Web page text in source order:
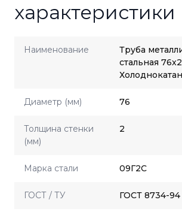
характеристики
Наименование
Труба
стальная
Диаметр (мм) 76
Толщина стенки
(мм)
2
Марка стали 09Г2С
ГОСТ / ТУ ГОСТ 8734-94